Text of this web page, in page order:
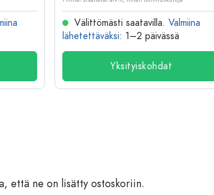
Välittömästi saatavilla. Valmiina
lähetettäväksi: 1–2 päivässä
Yksityiskohdat
että ne on lisätty ostoskoriin.